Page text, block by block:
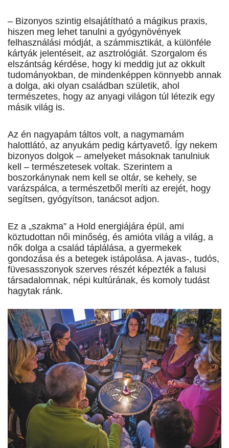
– Bizonyos szintig elsajátítható a mágikus praxis,
hiszen meg lehet tanulni a gyógynövények
felhasználási módját, a számmisztikát, a különféle
kártyák jelentéseit, az asztrológiát. Szorgalom és
elszántság kérdése, hogy ki meddig jut az okkult
tudományokban, de mindenképpen könnyebb annak
a dolga, aki olyan családban születik, ahol
természetes, hogy az anyagi világon túl létezik egy
másik világ is.
Az én nagyapám táltos volt, a nagymamám
halottlátó, az anyukám pedig kártyavető. Így nekem
bizonyos dolgok – amelyeket másoknak tanulniuk
kell – természetesek voltak. Szerintem a
boszorkánynak nem kell se oltár, se kehely, se
varázspálca, a természetből meríti az erejét, hogy
segítsen, gyógyítson, tanácsot adjon.
Ez a „szakma” a Hold energiájára épül, ami
köztudottan női minőség, és amióta világ a világ, a
nők dolga a család táplálása, a gyermekek
gondozása és a betegek istápolása. A javas-, tudós,
füvesasszonyok szerves részét képezték a falusi
társadalomnak, népi kultúrának, és komoly tudást
hagytak ránk.